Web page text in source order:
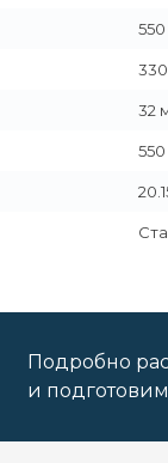
550
32
Подробно
и